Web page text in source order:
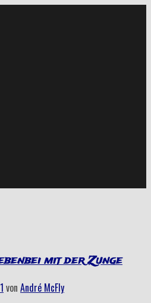
mit der Zunge
von André McFly